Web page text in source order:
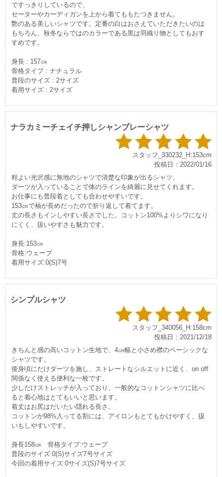
ですっきりしているので、
セーターやカーディガンを上から着てももたつきません。
艶のある美しいシャツです。定番の白はおさえていただきたいのは
もちろん、秋冬ならではのカラーである黒は羽織り物としてもおす
すめです。
身長 : 157㎝
骨格タイプ : ナチュラル
普段のサイズ : 2サイズ
着用サイズ : 2サイズ
ナラカミーチェイチ押しシャンブレーシャツ
スタッフ_330232_H:153cm
投稿日：2022/01/16
程よい光沢感に無地のシャツで清楚な印象が出るシャツ。
ダーツが入っていることで体のラインを綺麗に見せてくれます。
お仕事にも普段着としても合わせやすいです。
153㎝で袖が長めだったので折り返して着てます。
丈の長さもインしやすい長さでした。コットン100%よりシワになり
にくく、扱いやすさも魅力です。
身長:153㎝
骨格:ウェーブ
着用サイズ:0(S)7号
シンプルシャツ
スタッフ_340056_H:158cm
投稿日：2021/12/18
きちんと感の高いコットン生地で、4㎝幅と小さめ襟のベーシックな
シャツです。
後身頃にだけダーツを施し、ストレートなシルエットに近く、on off
関係なく使える便利な一枚です。
少しだけストレッチが入っており、一般的なコットンシャツに比べ
ると着心地はとてもいいと思います。
着丈はお尻はだいたい隠れる長さ。
コットンが98%入ってる割には、アイロンもとてもかけやすく、扱
いもしやすいです。
身長158㎝ 骨格タイプ:ウェーブ
普段のサイズ:0(S)サイズ7号サイズ
今回の着用サイズ:0サイズ(S)7号サイズ